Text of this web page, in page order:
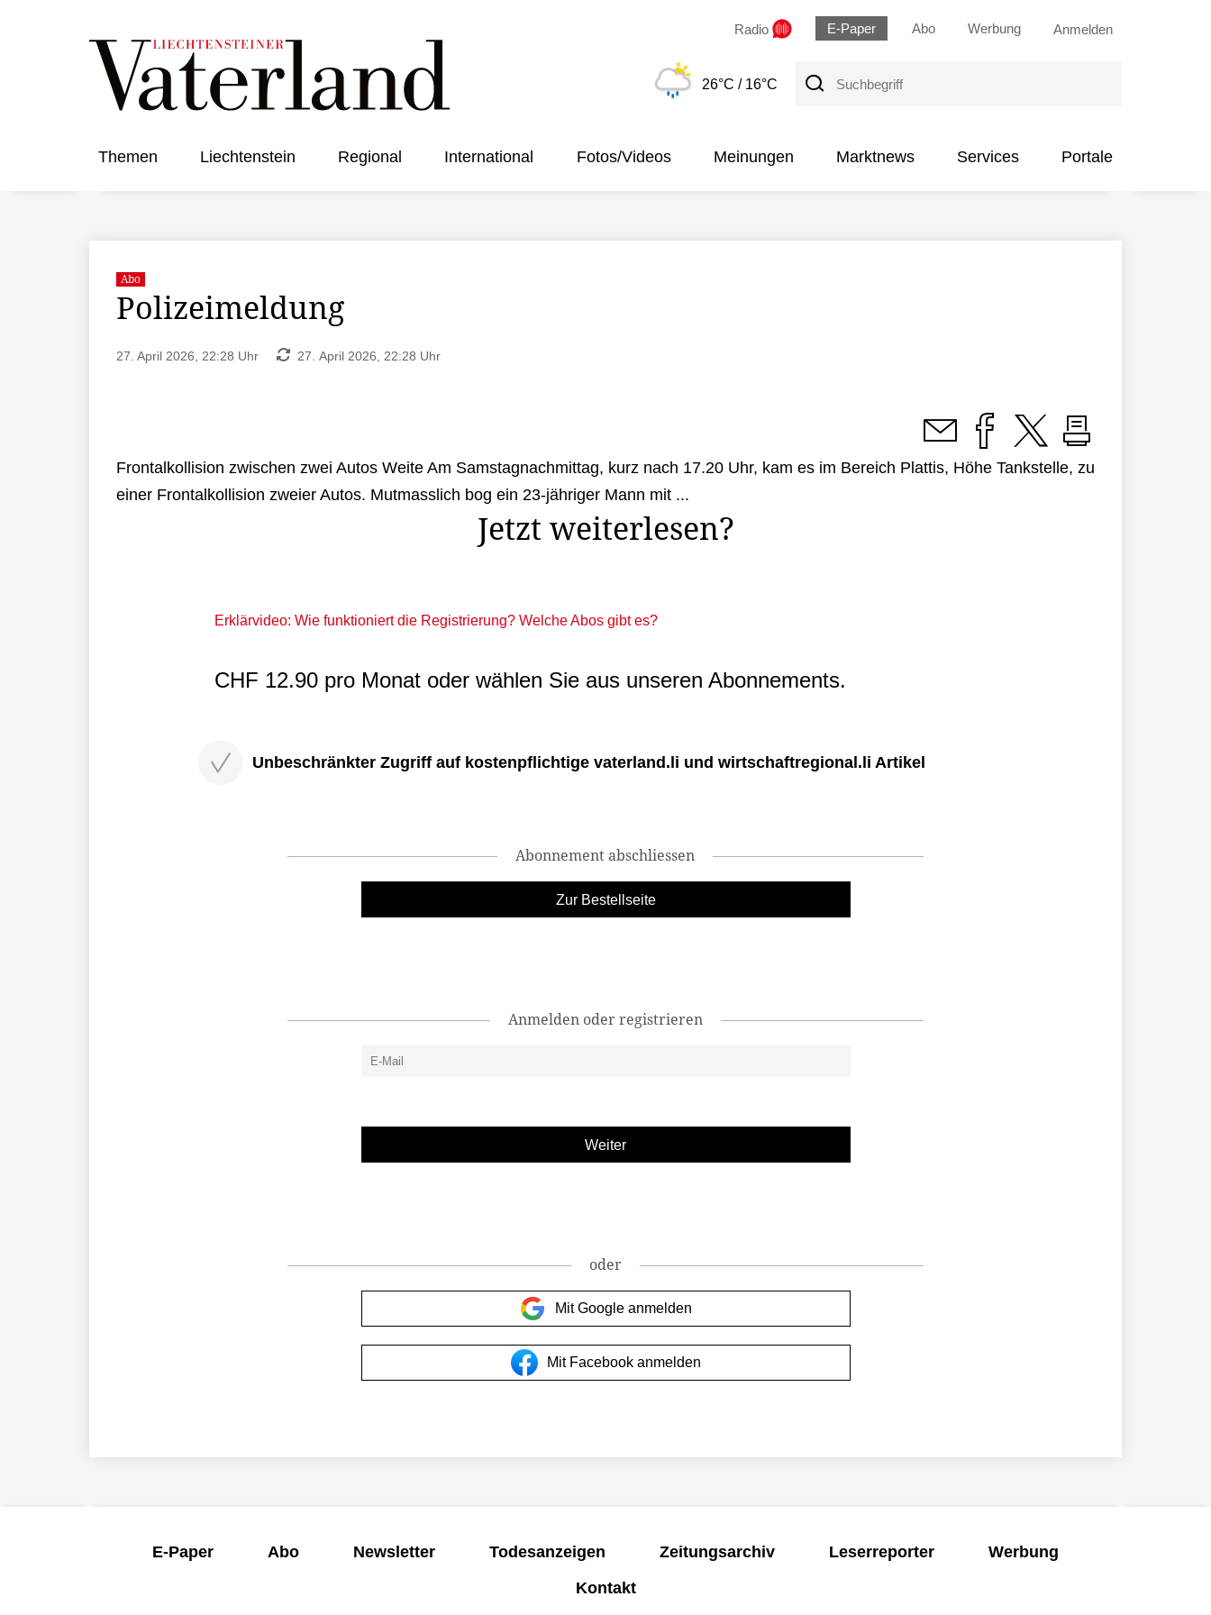
Radio E-Paper Abo Werbung Anmelden
26°C / 16°C
Suchbegriff
Themen Liechtenstein Regional International Fotos/Videos Meinungen Marktnews Services Portale
Abo
Polizeimeldung
27. April 2026, 22:28 Uhr 27. April 2026, 22:28 Uhr
Frontalkollision zwischen zwei Autos Weite Am Samstagnachmittag, kurz nach 17.20 Uhr, kam es im Bereich Plattis, Höhe Tankstelle, zu
einer Frontalkollision zweier Autos. Mutmasslich bog ein 23-jähriger Mann mit ...
Jetzt weiterlesen?
Erklärvideo: Wie funktioniert die Registrierung? Welche Abos gibt es?
CHF 12.90 pro Monat oder wählen Sie aus unseren Abonnements.
Unbeschränkter Zugriff auf kostenpflichtige vaterland.li und wirtschaftregional.li Artikel
Abonnement abschliessen
Zur Bestellseite
Anmelden oder registrieren
oder
Mit Google anmelden
Mit Facebook anmelden
E-Paper Abo Newsletter Todesanzeigen Zeitungsarchiv Leserreporter
Werbung
Kontakt